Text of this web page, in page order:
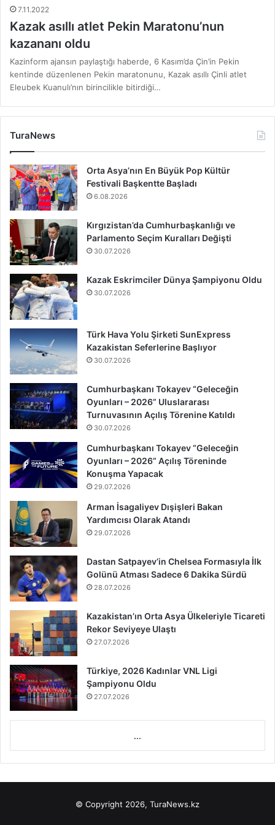
7.11.2022
Kazak asıllı atlet Pekin Maratonu’nun
kazananı oldu
Kazinform ajansın paylaştığı haberde, 6 Kasım’da Çin’in Pekin
kentinde düzenlenen Pekin maratonunu, Kazak asıllı Çinli atlet
Eleubek Kuanulı’nın birincilikle bitirdiği…
TuraNews
Orta Asya’nın En Büyük Pop Kültür
Festivali Başkentte Başladı
6.08.2026
Kırgızistan’da Cumhurbaşkanlığı ve
Parlamento Seçim Kuralları Değişti
30.07.2026
Kazak Eskrimciler Dünya Şampiyonu Oldu
30.07.2026
Türk Hava Yolu Şirketi SunExpress
Kazakistan Seferlerine Başlıyor
30.07.2026
Cumhurbaşkanı Tokayev “Geleceğin
Oyunları – 2026” Uluslararası
Turnuvasının Açılış Törenine Katıldı
30.07.2026
Cumhurbaşkanı Tokayev “Geleceğin
Oyunları – 2026” Açılış Töreninde
Konuşma Yapacak
29.07.2026
Arman İsagaliyev Dışişleri Bakan
Yardımcısı Olarak Atandı
29.07.2026
Dastan Satpayev’in Chelsea Formasıyla İlk
Golünü Atması Sadece 6 Dakika Sürdü
28.07.2026
Kazakistan’ın Orta Asya Ülkeleriyle Ticareti
Rekor Seviyeye Ulaştı
27.07.2026
Türkiye, 2026 Kadınlar VNL Ligi
Şampiyonu Oldu
27.07.2026
...
© Copyright 2026, TuraNews.kz